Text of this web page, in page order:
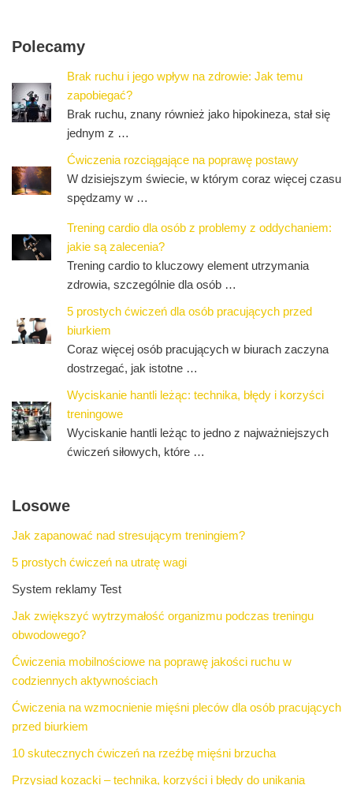
Polecamy
Brak ruchu i jego wpływ na zdrowie: Jak temu
zapobiegać?
Brak ruchu, znany również jako hipokineza, stał się
jednym z …
Ćwiczenia rozciągające na poprawę postawy
W dzisiejszym świecie, w którym coraz więcej czasu
spędzamy w …
Trening cardio dla osób z problemy z oddychaniem:
jakie są zalecenia?
Trening cardio to kluczowy element utrzymania
zdrowia, szczególnie dla osób …
5 prostych ćwiczeń dla osób pracujących przed
biurkiem
Coraz więcej osób pracujących w biurach zaczyna
dostrzegać, jak istotne …
Wyciskanie hantli leżąc: technika, błędy i korzyści
treningowe
Wyciskanie hantli leżąc to jedno z najważniejszych
ćwiczeń siłowych, które …
Losowe
Jak zapanować nad stresującym treningiem?
5 prostych ćwiczeń na utratę wagi
System reklamy Test
Jak zwiększyć wytrzymałość organizmu podczas treningu
obwodowego?
Ćwiczenia mobilnościowe na poprawę jakości ruchu w
codziennych aktywnościach
Ćwiczenia na wzmocnienie mięśni pleców dla osób pracujących
przed biurkiem
10 skutecznych ćwiczeń na rzeźbę mięśni brzucha
Przysiad kozacki – technika, korzyści i błędy do unikania